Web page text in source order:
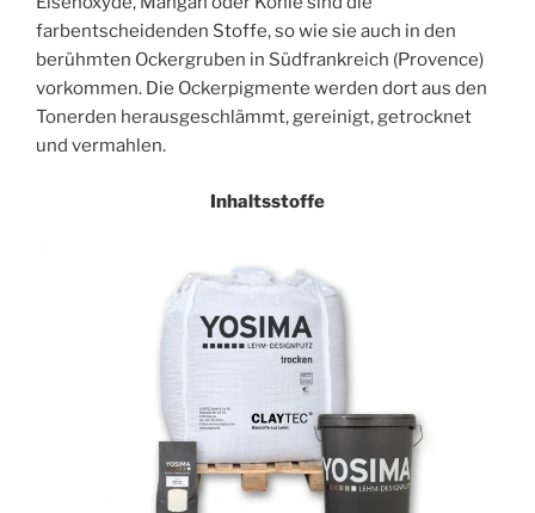
farbentscheidenden Stoffe, so wie sie auch in den
berühmten Ockergruben in Südfrankreich (Provence)
vorkommen. Die Ockerpigmente werden dort aus den
Tonerden herausgeschlämmt, gereinigt, getrocknet
und vermahlen.
Inhaltsstoffe